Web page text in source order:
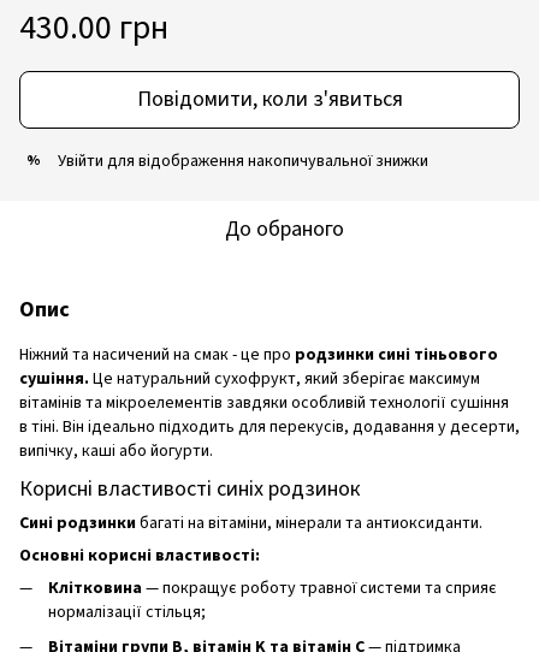
430.00 грн
Повідомити, коли з'явиться
% Увійти для відображення накопичувальної знижки
До обраного
Опис
Ніжний та насичений на смак - це про родзинки сині тіньового
сушіння. Це натуральний сухофрукт, який зберігає максимум
вітамінів та мікроелементів завдяки особливій технології сушіння
в тіні. Він ідеально підходить для перекусів, додавання у десерти,
випічку, каші або йогурти.
Корисні властивості синіх родзинок
Сині родзинкибагаті на вітаміни, мінерали та антиоксиданти.
Основні корисні властивості:
Клітковина— покращує роботу травної системи та сприяє
нормалізації стільця;
Вітаміни групи B, вітамін K та вітамін C— підтримка